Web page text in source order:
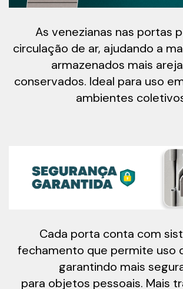
As venezianas nas portas
circulação de ar, ajudando a
armazenados mais
conservados. Ideal para uso
ambientes
Cada porta conta com
fechamento que permite uso
garantindo mais
para objetos pessoais. Mais